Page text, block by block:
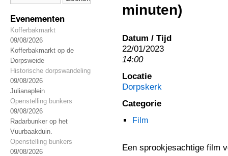
Evenementen
Kofferbakmarkt
09/08/2026
Kofferbakmarkt op de
Dorpsweide
Historische dorpswandeling
09/08/2026
Julianaplein
Openstelling bunkers
09/08/2026
Radarbunker op het
Vuurbaakduin.
Openstelling bunkers
09/08/2026
minuten)
Datum / Tijd
22/01/2023
14:00
Locatie
Dorpskerk
Categorie
Film
Een sprookjesachtige film